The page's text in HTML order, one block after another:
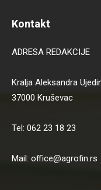
Kontakt
ADRESA REDAKCIJE
Kralja Aleksandra
37000 Kruševac
Tel: 062 23 18 23
Mail: office@agrofin.rs